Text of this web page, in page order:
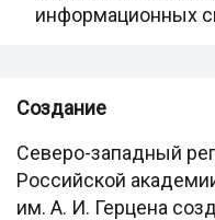
информационных
Создание
Северо-западный
Российской
им. А. И. Герцена